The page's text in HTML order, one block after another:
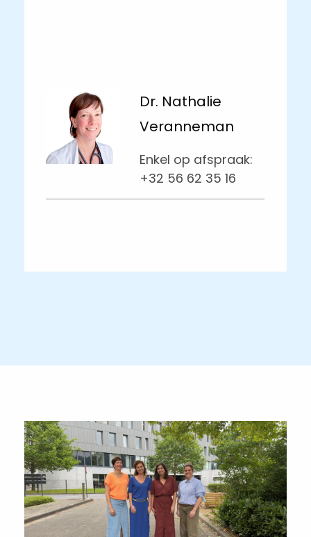
Dr. Nathalie
Veranneman
Enkel op afspraak:
+32 56 62 35 16